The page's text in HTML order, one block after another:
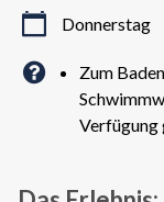
Donnerstag
Zum